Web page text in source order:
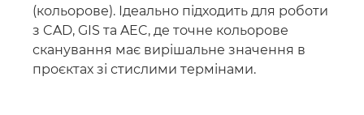
(кольорове). Ідеально підходить для роботи
з CAD, GIS та AEC, де точне кольорове
сканування має вирішальне значення в
проєктах зі стислими термінами.